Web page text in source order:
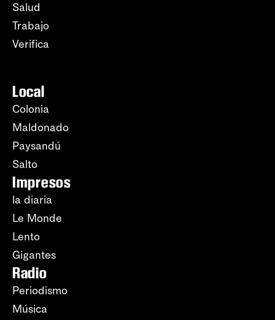
Salud
Trabajo
Verifica
Local
Colonia
Maldonado
Paysandú
Salto
Impresos
la diaria
Le Monde
Lento
Gigantes
Radio
Periodismo
Música